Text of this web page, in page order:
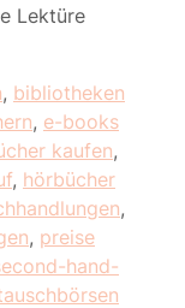
Lektüre
, bibliotheken
, e-books
kaufen,
, hörbücher
,
, preise
hand-